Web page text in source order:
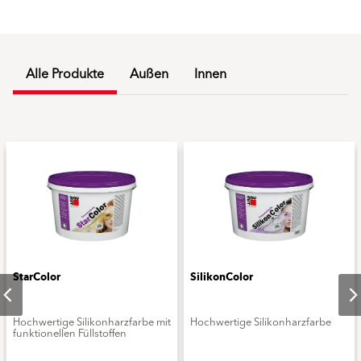
Alle Produkte Außen Innen
StarColor
Hochwertige Silikonharzfarbe mit
funktionellen Füllstoffen
SilikonColor
Hochwertige Silikonharzfarbe